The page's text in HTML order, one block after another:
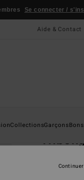
Se connecter /
Aide & Contact
CollectionsGarçons
Portefeuille